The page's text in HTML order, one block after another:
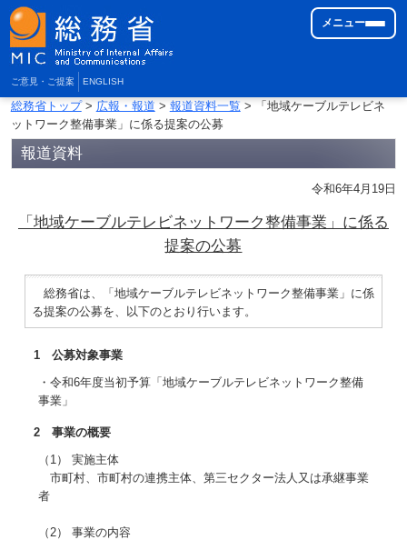
ご意見・ご提案 ENGLISH
メニュー
総務省トップ> 広報・報道 > 報道資料一覧> 「地域ケーブルテレビネ
ットワーク整備事業」に係る提案の公募
報道資料
令和6年4月19日
「地域ケーブルテレビネットワーク整備事業」に係る
提案の公募
総務省は、「地域ケーブルテレビネットワーク整備事業」に係
る提案の公募を、以下のとおり行います。
1 公募対象事業
・令和6年度当初予算「地域ケーブルテレビネットワーク整備
事業」
2 事業の概要
（1）
実施主体
市町村、市町村の連携主体、第三セクター法人又は承継事業
者
（2）
事業の内容